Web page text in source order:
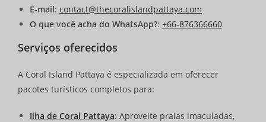
E-mail: contact@thecoralislandpattaya.com
O que você acha do WhatsApp?: +66-876366660
Serviços oferecidos
A Coral Island Pattaya é especializada em oferecer
pacotes turísticos completos para:
Ilha de Coral Pattaya: Aproveite praias imaculadas,